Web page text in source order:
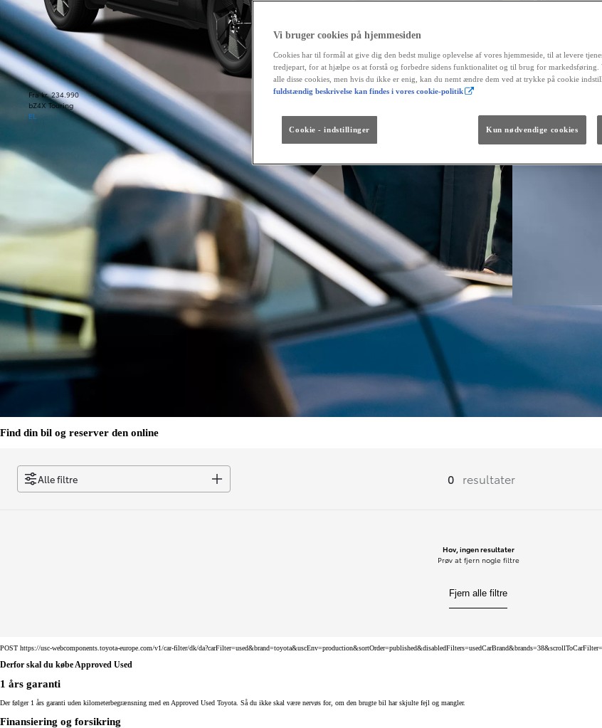
Fra kr. 234.990
bZ4X Touring
EL
The soul lives on.
Find din bil og reserver den online
Alle filtre 0 resultater
Hov, ingen resultater
Prøv at fjern nogle filtre
Fjern alle filtre
POST https://usc-webcomponents.toyota-europe.com/v1/car-filter/dk/
Derfor skal du købe Approved Used
1 års garanti
Der følger 1 års garanti uden kilometerbegrænsning med en Approved Used Toyota. Så du ikke skal være nervøs for, om den brugte bil har skjulte fejl og mangler.
Finansiering og forsikring
Vi bruger cookies på hjemmesiden
Cookies har til formål at give dig den bedst mulige oplevelse af vores hjemmeside, til at levere
tredjepart, for at hjælpe os at forstå og forbedre sidens funktionalitet og til brug for markedsføring.
alle disse cookies, men hvis du ikke er enig, kan du nemt ændre dem ved at trykke på cookie
fuldstændig beskrivelse kan findes i vores cookie-politik
Cookie - indstillinger Kun nødvendige cookies